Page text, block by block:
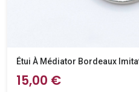
Étui À Médiator Bordeaux
15,00 €